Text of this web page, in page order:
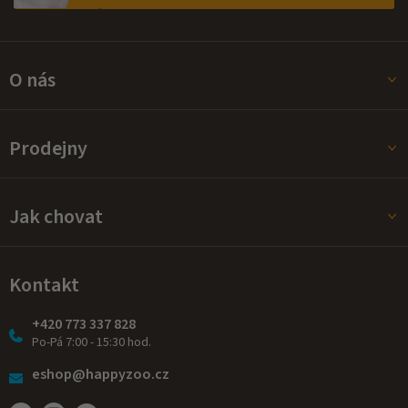
O nás
Prodejny
Jak chovat
Kontakt
+420 773 337 828
Po-Pá 7:00 - 15:30 hod.
eshop@happyzoo.cz